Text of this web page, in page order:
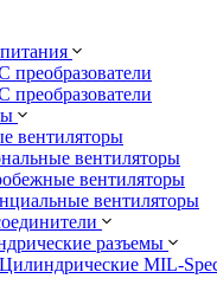
преобразователи
преобразователи
вентиляторы
вентиляторы
вентиляторы
вентиляторы
разъемы
Цилиндрические MIL-